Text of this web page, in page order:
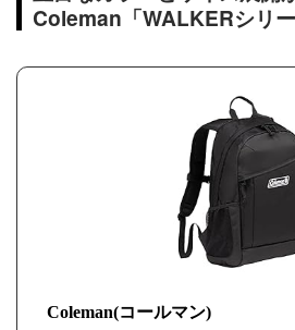
Coleman「WALKERシリ
Coleman(コールマン)